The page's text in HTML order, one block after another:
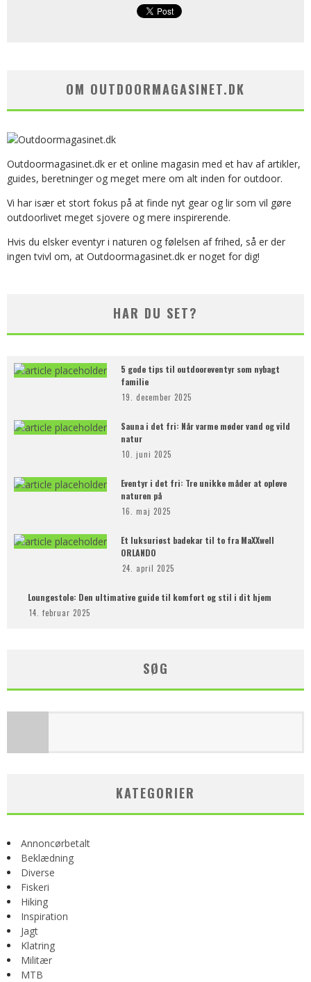
OM OUTDOORMAGASINET.DK
Outdoormagasinet.dk er et online magasin med et hav af artikler,
guides, beretninger og meget mere om alt inden for outdoor.
Vi har især et stort fokus på at finde nyt gear og lir som vil gøre
outdoorlivet meget sjovere og mere inspirerende.
Hvis du elsker eventyr i naturen og følelsen af frihed, så er der
ingen tvivl om, at Outdoormagasinet.dk er noget for dig!
HAR DU SET?
5 gode tips til outdooreventyr som nybagt
familie
19. december 2025
Sauna i det fri: Når varme møder vand og vild
natur
10. juni 2025
Eventyr i det fri: Tre unikke måder at opleve
naturen på
16. maj 2025
Et luksuriøst badekar til to fra MaXXwell
ORLANDO
24. april 2025
Loungestole: Den ultimative guide til komfort og stil i dit hjem
14. februar 2025
SØG
KATEGORIER
Annoncørbetalt
Beklædning
Diverse
Fiskeri
Hiking
Inspiration
Jagt
Klatring
Militær
MTB